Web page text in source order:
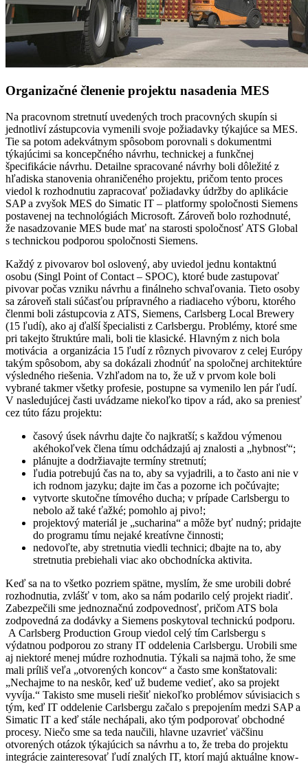
Organizačné členenie projektu nasadenia MES
Na pracovnom stretnutí uvedených troch pracovných skupín si
jednotliví zástupcovia vymenili svoje požiadavky týkajúce sa MES.
Tie sa potom adekvátnym spôsobom porovnali s dokumentmi
týkajúcimi sa koncepčného návrhu, technickej a funkčnej
špecifikácie návrhu. Detailne spracované návrhy boli dôležité z
hľadiska stanovenia ohraničeného projektu, pričom tento proces
viedol k rozhodnutiu zapracovať požiadavky údržby do aplikácie
SAP a zvyšok MES do Simatic IT – platformy spoločnosti Siemens
postavenej na technológiách Microsoft. Zároveň bolo rozhodnuté,
že nasadzovanie MES bude mať na starosti spoločnosť ATS Global
s technickou podporou spoločnosti Siemens.
Každý z pivovarov bol oslovený, aby uviedol jednu kontaktnú
osobu (Singl Point of Contact – SPOC), ktoré bude zastupovať
pivovar počas vzniku návrhu a finálneho schvaľovania. Tieto osoby
sa zároveň stali súčasťou prípravného a riadiaceho výboru, ktorého
členmi boli zástupcovia z ATS, Siemens, Carlsberg Local Brewery
(15 ľudí), ako aj ďalší špecialisti z Carlsbergu. Problémy, ktoré sme
pri takejto štruktúre mali, boli tie klasické. Hlavným z nich bola
motivácia a organizácia 15 ľudí z rôznych pivovarov z celej Európy
takým spôsobom, aby sa dokázali zhodnúť na spoločnej architektúre
výsledného riešenia. Vzhľadom na to, že už v prvom kole boli
vybrané takmer všetky profesie, postupne sa vymenilo len pár ľudí.
V nasledujúcej časti uvádzame niekoľko tipov a rád, ako sa preniesť
cez túto fázu projektu:
časový úsek návrhu dajte čo najkratší; s každou výmenou
akéhokoľvek člena tímu odchádzajú aj znalosti a „hybnosť“;
plánujte a dodržiavajte termíny stretnutí;
ľudia potrebujú čas na to, aby sa vyjadrili, a to často ani nie v
ich rodnom jazyku; dajte im čas a pozorne ich počúvajte;
vytvorte skutočne tímového ducha; v prípade Carlsbergu to
nebolo až také ťažké; pomohlo aj pivo!;
projektový materiál je „sucharina“ a môže byť nudný; pridajte
do programu tímu nejaké kreatívne činnosti;
nedovoľte, aby stretnutia viedli technici; dbajte na to, aby
stretnutia prebiehali viac ako obchodnícka aktivita.
Keď sa na to všetko pozriem spätne, myslím, že sme urobili dobré
rozhodnutia, zvlášť v tom, ako sa nám podarilo celý projekt riadiť.
Zabezpečili sme jednoznačnú zodpovednosť, pričom ATS bola
zodpovedná za dodávky a Siemens poskytoval technickú podporu.
A Carlsberg Production Group viedol celý tím Carlsbergu s
výdatnou podporou zo strany IT oddelenia Carlsbergu. Urobili sme
aj niektoré menej múdre rozhodnutia. Týkali sa najmä toho, že sme
mali príliš veľa „otvorených koncov“ a často sme konštatovali:
„Nechajme to na neskôr, keď už budeme vedieť, ako sa projekt
vyvíja.“ Takisto sme museli riešiť niekoľko problémov súvisiacich s
tým, keď IT oddelenie Carlsbergu začalo s prepojením medzi SAP a
Simatic IT a keď stále nechápali, ako tým podporovať obchodné
procesy. Niečo sme sa teda naučili, hlavne uzavrieť väčšinu
otvorených otázok týkajúcich sa návrhu a to, že treba do projektu
integrácie zainteresovať ľudí znalých IT, ktorí majú aktuálne know-